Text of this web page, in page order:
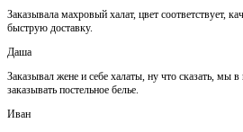
Заказывала махровый халат, цвет соответствует,
быструю доставку.
Даша
Заказывал жене и себе халаты, ну что сказать, мы
заказывать постельное белье.
Иван